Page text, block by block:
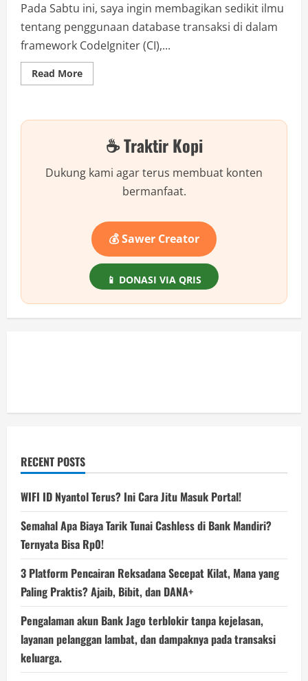
Pada Sabtu ini, saya ingin membagikan sedikit ilmu
tentang penggunaan database transaksi di dalam
framework CodeIgniter (CI),...
Read MoreRead
more
Transaksi
CodeIgniter
☕ Traktir Kopi
Dukung kami agar terus membuat konten
bermanfaat.
💰 Sawer Creator
📱 DONASI VIA QRIS
RECENT POSTS
WIFI ID Nyantol Terus? Ini Cara Jitu Masuk Portal!
Semahal Apa Biaya Tarik Tunai Cashless di Bank Mandiri?
Ternyata Bisa Rp0!
3 Platform Pencairan Reksadana Secepat Kilat, Mana yang
Paling Praktis? Ajaib, Bibit, dan DANA+
Pengalaman akun Bank Jago terblokir tanpa kejelasan,
layanan pelanggan lambat, dan dampaknya pada transaksi
keluarga.